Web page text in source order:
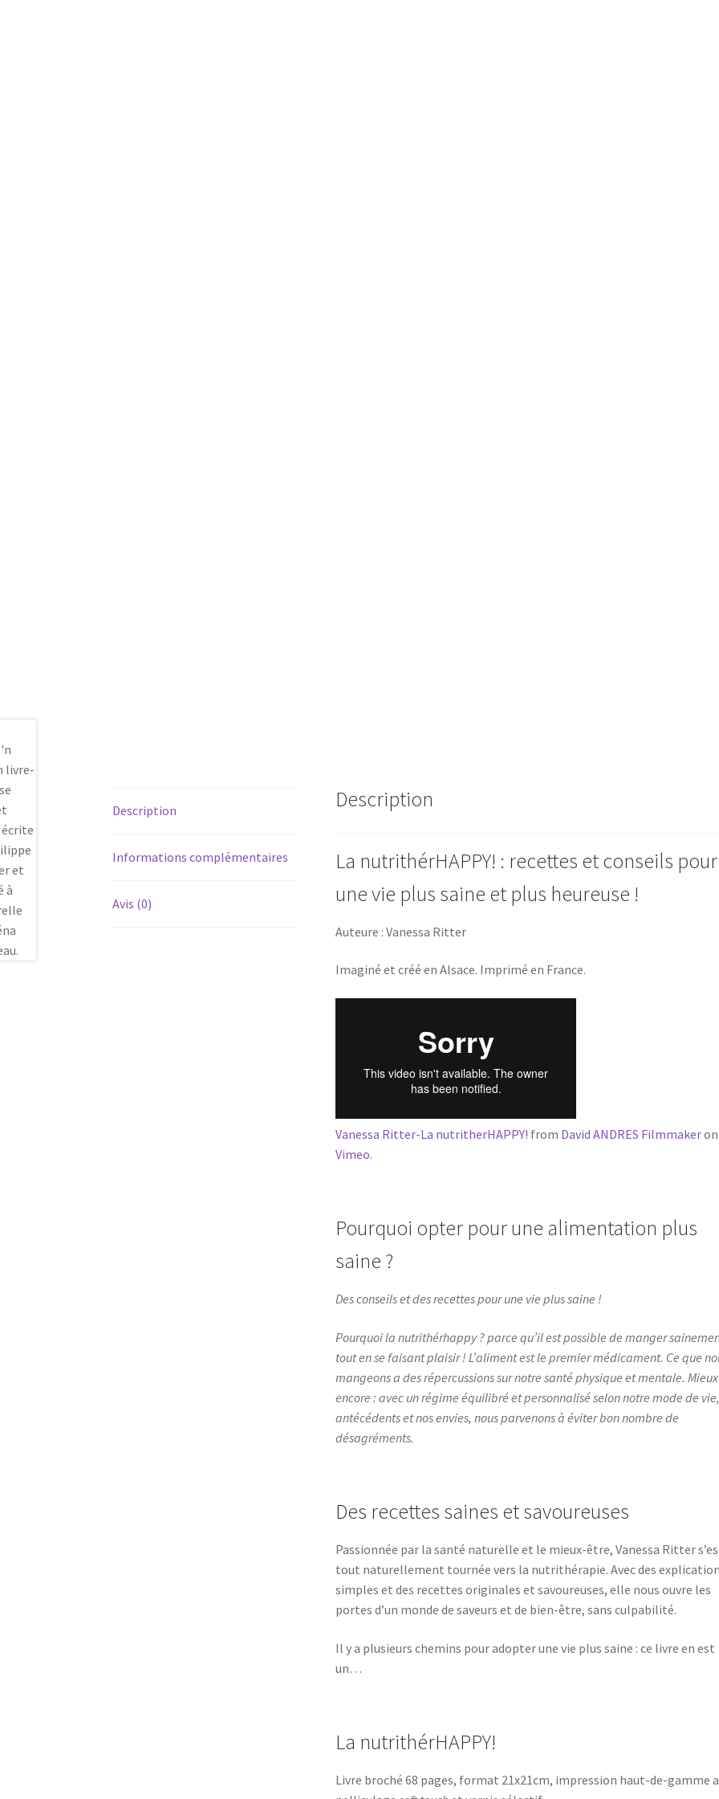
Description
Informations complémentaires
Avis (0)
Description
La nutrithérHAPPY! : recettes et conseils pour
une vie plus saine et plus heureuse !
Auteure : Vanessa Ritter
Imaginé et créé en Alsace. Imprimé en France.
Vanessa Ritter-La nutritherHAPPY! from David ANDRES Filmmakeron
Vimeo.
Pourquoi opter pour une alimentation plus
saine ?
Des conseils et des recettes pour une vie plus saine !
Pourquoi la nutrithérhappy ? parce qu’il est possible de manger
tout en se faisant plaisir ! L’aliment est le premier médicament. Ce que
mangeons a des répercussions sur notre santé physique et mentale. Mieux
encore : avec un régime équilibré et personnalisé selon notre mode de
antécédents et nos envies, nous parvenons à éviter bon nombre de
désagréments.
Des recettes saines et savoureuses
Passionnée par la santé naturelle et le mieux-être, Vanessa Ritter
tout naturellement tournée vers la nutrithérapie. Avec des
simples et des recettes originales et savoureuses, elle nous ouvre les
portes d’un monde de saveurs et de bien-être, sans culpabilité.
Il y a plusieurs chemins pour adopter une vie plus saine : ce livre en est
un…
La nutrithérHAPPY!
Livre broché 68 pages, format 21x21cm, impression haut-de-gamme